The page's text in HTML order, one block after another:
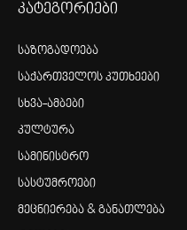
კატეგორიები
საზოგადოება
საქართველოს კუთხეები
სხვა-ამბები
კულტურა
სამინისტრო
სასტუმროები
მეცნიერება & განათლება